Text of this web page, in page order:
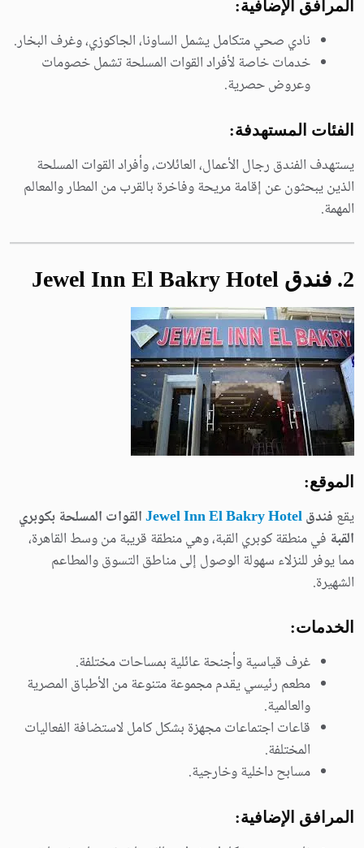
المرافق الإضافية:
نادي صحي متكامل يشمل الساونا، الجاكوزي، وغرف البخار.
خدمات خاصة لأفراد القوات المسلحة تشمل خصومات
وعروض حصرية.
الفئات المستهدفة:
يستهدف الفندق رجال الأعمال، العائلات، وأفراد القوات المسلحة
الذين يبحثون عن إقامة مريحة وفاخرة بالقرب من المطار والمعالم
المهمة.
2. فندق Jewel Inn El Bakry Hotel
الموقع:
يقع فندقJewel Inn El Bakry Hotelالقوات المسلحة بكوبري
القبة في منطقة كوبري القبة، وهي منطقة قريبة من وسط القاهرة،
مما يوفر للنزلاء سهولة الوصول إلى مناطق التسوق والمطاعم
الشهيرة.
الخدمات:
غرف قياسية وأجنحة عائلية بمساحات مختلفة.
مطعم رئيسي يقدم مجموعة متنوعة من الأطباق المصرية
والعالمية.
قاعات اجتماعات مجهزة بشكل كامل لاستضافة الفعاليات
المختلفة.
مسابح داخلية وخارجية.
المرافق الإضافية: